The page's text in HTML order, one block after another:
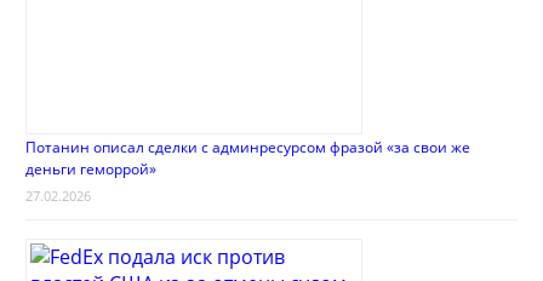
Потанин описал сделки с админресурсом фразой «за свои же
деньги геморрой»
27.02.2026